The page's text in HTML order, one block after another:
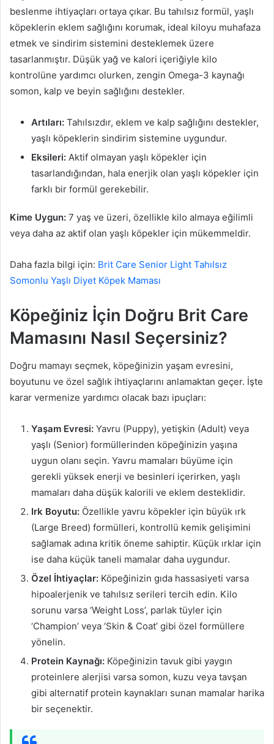
beslenme ihtiyaçları ortaya çıkar. Bu tahılsız formül, yaşlı
köpeklerin eklem sağlığını korumak, ideal kiloyu muhafaza
etmek ve sindirim sistemini desteklemek üzere
tasarlanmıştır. Düşük yağ ve kalori içeriğiyle kilo
kontrolüne yardımcı olurken, zengin Omega-3 kaynağı
somon, kalp ve beyin sağlığını destekler.
Artıları: Tahılsızdır, eklem ve kalp sağlığını destekler,
yaşlı köpeklerin sindirim sistemine uygundur.
Eksileri: Aktif olmayan yaşlı köpekler için
tasarlandığından, hala enerjik olan yaşlı köpekler için
farklı bir formül gerekebilir.
Kime Uygun: 7 yaş ve üzeri, özellikle kilo almaya eğilimli
veya daha az aktif olan yaşlı köpekler için mükemmeldir.
Daha fazla bilgi için: Brit Care Senior Light Tahılsız
Somonlu Yaşlı Diyet Köpek Maması
Köpeğiniz İçin Doğru Brit Care
Mamasını Nasıl Seçersiniz?
Doğru mamayı seçmek, köpeğinizin yaşam evresini,
boyutunu ve özel sağlık ihtiyaçlarını anlamaktan geçer. İşte
karar vermenize yardımcı olacak bazı ipuçları:
Yaşam Evresi: Yavru (Puppy), yetişkin (Adult) veya
yaşlı (Senior) formüllerinden köpeğinizin yaşına
uygun olanı seçin. Yavru mamaları büyüme için
gerekli yüksek enerji ve besinleri içerirken, yaşlı
mamaları daha düşük kalorili ve eklem desteklidir.
Irk Boyutu: Özellikle yavru köpekler için büyük ırk
(Large Breed) formülleri, kontrollü kemik gelişimini
sağlamak adına kritik öneme sahiptir. Küçük ırklar için
ise daha küçük taneli mamalar daha uygundur.
Özel İhtiyaçlar: Köpeğinizin gıda hassasiyeti varsa
hipoalerjenik ve tahılsız serileri tercih edin. Kilo
sorunu varsa ‘Weight Loss’, parlak tüyler için
‘Champion’ veya ‘Skin & Coat’ gibi özel formüllere
yönelin.
Protein Kaynağı: Köpeğinizin tavuk gibi yaygın
proteinlere alerjisi varsa somon, kuzu veya tavşan
gibi alternatif protein kaynakları sunan mamalar harika
bir seçenektir.